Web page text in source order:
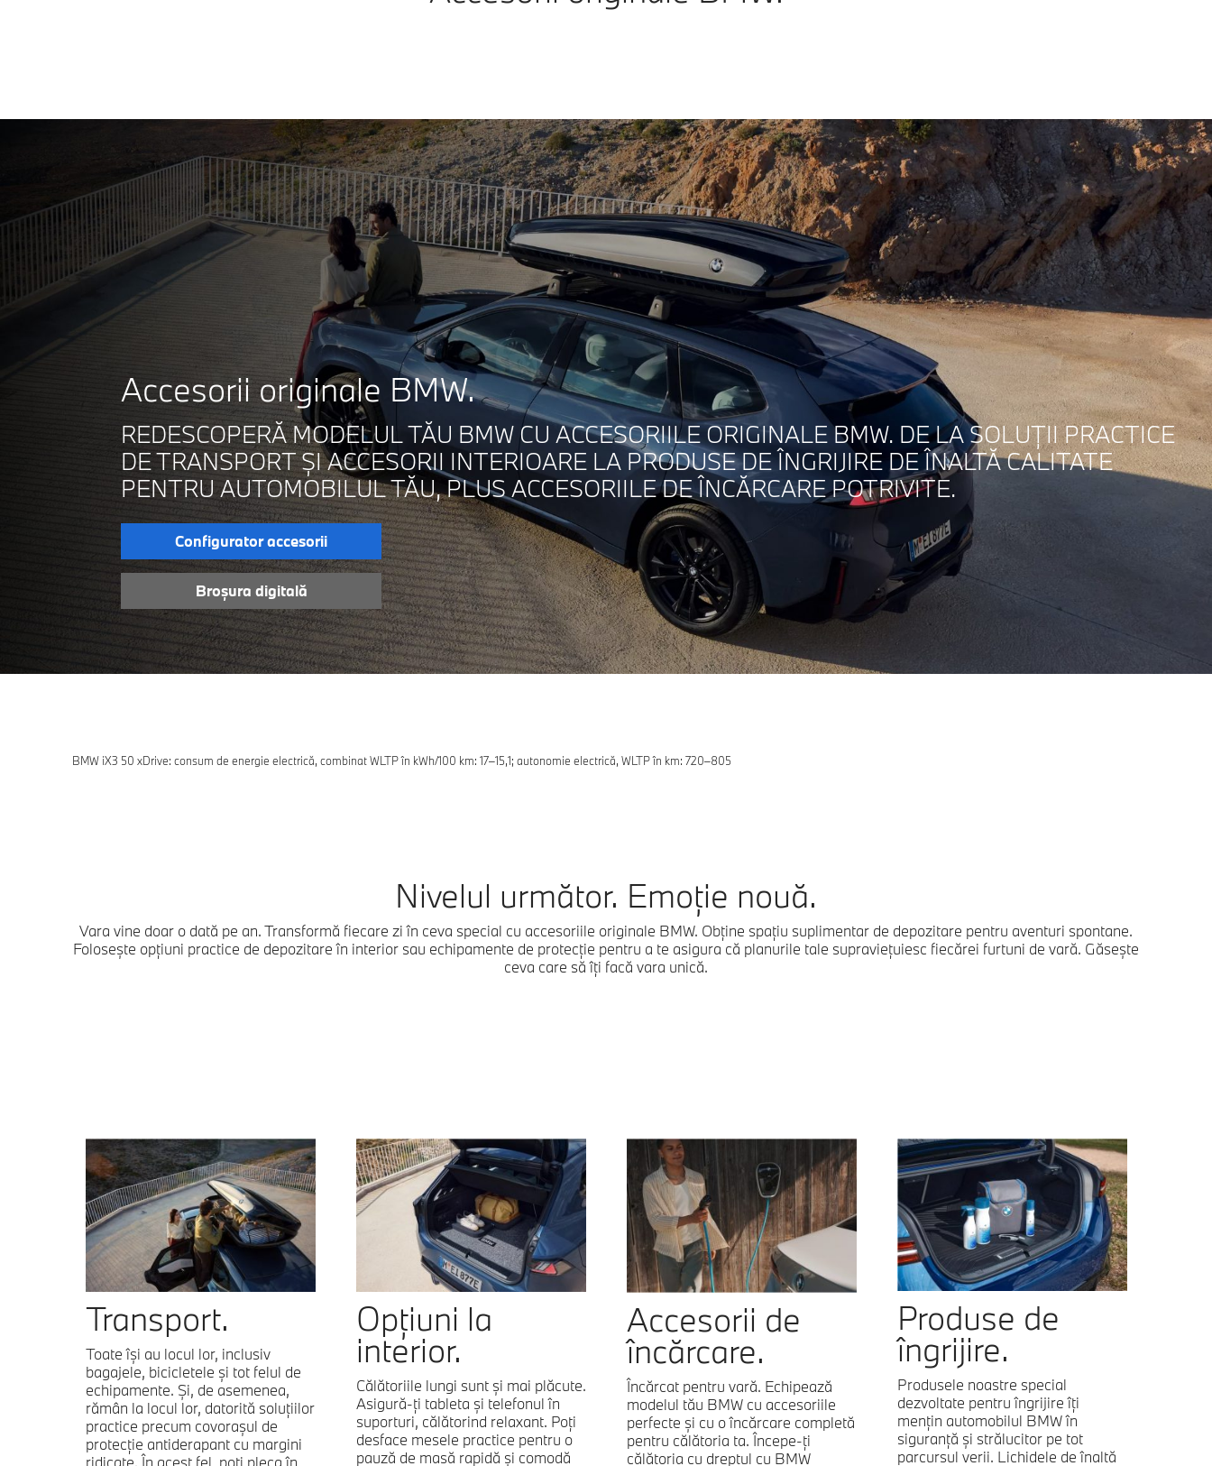
Accesorii originale BMW.
REDESCOPERĂ MODELUL TĂU BMW CU ACCESORIILE ORIGINALE BMW. DE LA SOLUŢII PRACTICE
DE TRANSPORT ŞI ACCESORII INTERIOARE LA PRODUSE DE ÎNGRIJIRE DE ÎNALTĂ CALITATE
PENTRU AUTOMOBILUL TĂU, PLUS ACCESORIILE DE ÎNCĂRCARE POTRIVITE.
Configurator accesorii
Broșura digitală
BMW iX3 50 xDrive: consum de energie electrică, combinat WLTP în kWh/100 km: 17–15,1; autonomie electrică, WLTP în km: 720–805
Nivelul următor. Emoție nouă.
Vara vine doar o dată pe an. Transformă fiecare zi în ceva special cu accesoriile originale BMW. Obține spațiu suplimentar de depozitare pentru aventuri spontane.
Folosește opțiuni practice de depozitare în interior sau echipamente de protecție pentru a te asigura că planurile tale supraviețuiesc fiecărei furtuni de vară. Găsește
ceva care să îți facă vara unică.
Transport.
Toate își au locul lor, inclusiv
bagajele, bicicletele și tot felul de
echipamente. Și, de asemenea,
rămân la locul lor, datorită soluțiilor
practice precum covorașul de
protecție antiderapant cu margini
ridicate. În acest fel, poți pleca în
Opțiuni la
interior.
Călătoriile lungi sunt și mai plăcute.
Asigură-ți tableta și telefonul în
suporturi, călătorind relaxant. Poți
desface mesele practice pentru o
pauză de masă rapidă și comodă
Accesorii de
încărcare.
Încărcat pentru vară. Echipează
modelul tău BMW cu accesoriile
perfecte şi cu o încărcare completă
pentru călătoria ta. Începe-ţi
călătoria cu dreptul cu BMW
Produse de
îngrijire.
Produsele noastre special
dezvoltate pentru îngrijire îţi
menţin automobilul BMW în
siguranţă şi strălucitor pe tot
parcursul verii. Lichidele de înaltă